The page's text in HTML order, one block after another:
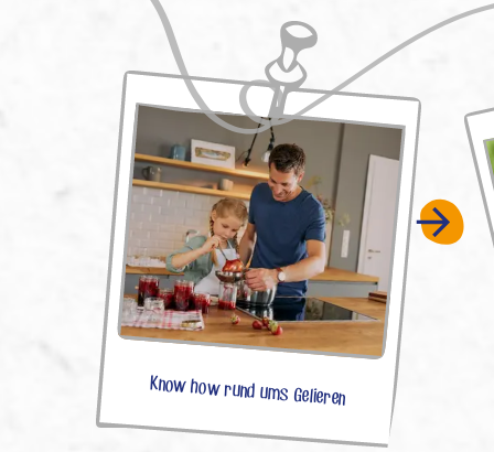
Know how rund ums Gelieren